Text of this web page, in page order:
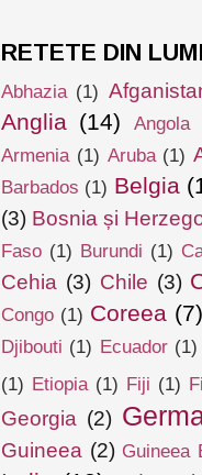
RETETE DIN
Abhazia (1)
Anglia (14) Angola
Armenia (1) Aruba (1)
Barbados (1) Belgia
(3) Bosnia și
Faso (1) Burundi (1)
Cehia (3) Chile (3)
Congo (1) Coreea
Djibouti (1) Ecuador (1)
(1) Etiopia (1) Fiji (1)
Georgia (2)
Guineea (2) Guineea